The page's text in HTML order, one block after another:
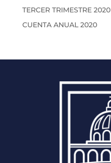
TERCER TRIMESTRE 2020
CUENTA ANUAL 2020